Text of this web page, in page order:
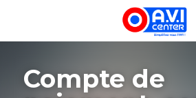
Compte de